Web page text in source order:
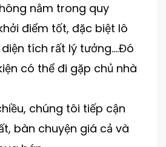
nằm trong quy
điểm tốt, đặc biệt lô
tích rất lý tưởng….Đó
có thể đi gặp chủ nhà
chúng tôi tiếp cận
bàn chuyện giá cả và